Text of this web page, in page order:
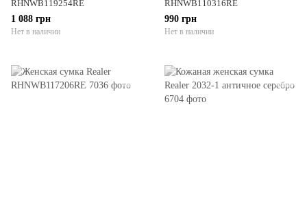
RHNWB119254RE
1 088 грн
Нет в наличии
RHNWB110316RE
990 грн
Нет в наличии